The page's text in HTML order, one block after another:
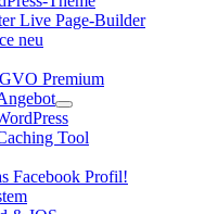
Live Page-Builder
neu
Premium
Tool
Facebook Profil!